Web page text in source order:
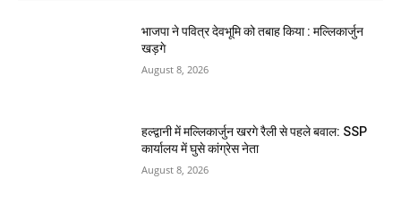
भाजपा ने पवित्र देवभूमि को तबाह किया : मल्लिकार्जुन
खड़गे
August 8, 2026
हल्द्वानी में मल्लिकार्जुन खरगे रैली से पहले बवाल: SSP
कार्यालय में घुसे कांग्रेस नेता
August 8, 2026